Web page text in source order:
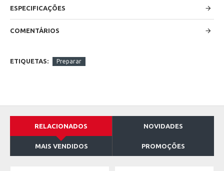
ESPECIFICAÇÕES
COMENTÁRIOS
ETIQUETAS: Preparar
RELACIONADOS NOVIDADES
MAIS VENDIDOS PROMOÇÕES